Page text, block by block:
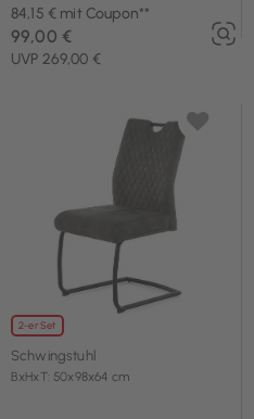
84,15 € mit Coupon**
UVP 269,00 €
99,00 €
2-er Set
Schwingstuhl
BxHxT: 50x98x64 cm